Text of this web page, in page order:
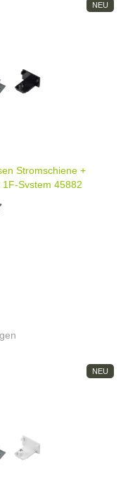
NEU
Stromschiene +
System 45882
NEU